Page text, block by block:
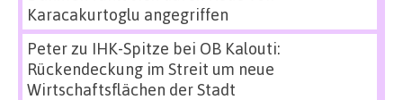
Karacakurtoglu angegriffen
Peterzu IHK-Spitze bei OB Kalouti:
Rückendeckung im Streit um neue
Wirtschaftsflächen der Stadt